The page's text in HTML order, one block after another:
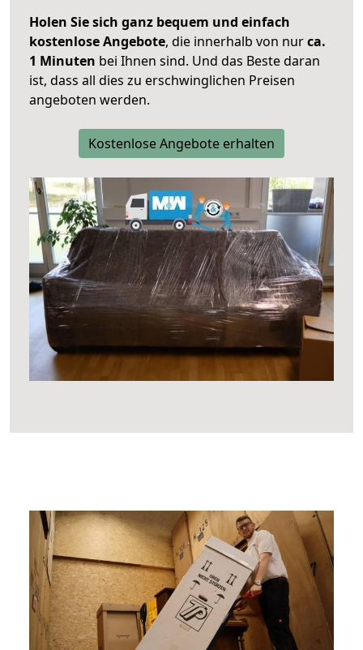
Holen Sie sich ganz bequem und einfach
kostenlose Angebote, die innerhalb von nurca.
1 Minuten bei Ihnen sind. Und das Beste daran
ist, dass all dies zu erschwinglichen Preisen
angeboten werden.
Kostenlose Angebote erhalten